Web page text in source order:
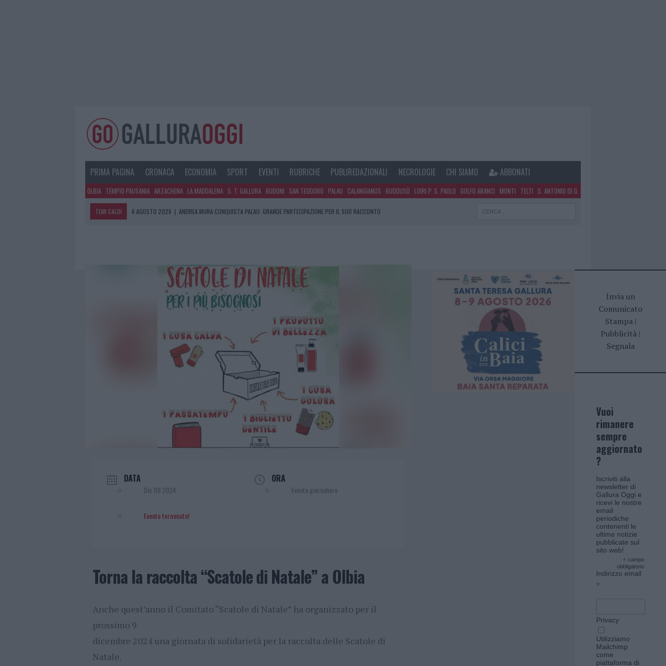
PRIMA PAGINA CRONACA ECONOMIA SPORT EVENTI RUBRICHE PUBLIREDAZIONALI NECROLOGIE CHI SIAMO ABBONATI
OLBIA TEMPIO PAUSANIA ARZACHENA LA MADDALENA S. T. GALLURA BUDONI SAN TEODORO PALAU CALANGIANUS BUDDUSÒ LOIRI P. S. PAOLO GOLFO ARANCI MONTI TELTI S. ANTONIO DI G.
TEMI CALDI 6 AGOSTO 2026 | ANDREA MURA CONQUISTA PALAU: GRANDE PARTECIPAZIONE PER IL SUO RACCONTO
PER I TRATTAMENTI LASER NON INVASIVI
INCENDI, A SAN PASQUALE ARRIVA IL CAMPO BASE: L’INAUGURAZIONE
DATA
Dic 09 2024
Evento terminato!
ORA
Evento giornaliero
Torna la raccolta “Scatole di Natale” a Olbia
Anche quest’anno il Comitato “Scatole di Natale” ha organizzato per il
prossimo 9
dicembre 2024 una giornata di solidarietà per la raccolta delle Scatole di
Natale.
Invia un
Comunicato
Stampa|
Pubblicità |
Segnala
Vuoi
rimanere
sempre
aggiornato
?
Iscriviti alla
newsletter di
Gallura Oggi e
ricevi le nostre
email
periodiche
contenenti le
ultime notizie
pubblicate sul
sito web!
* campo
obbligatorio
Indirizzo email
*
Privacy
Utilizziamo
Mailchimp
come
piattaforma di